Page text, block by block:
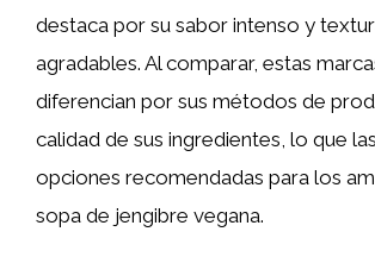
destaca por su sabor intenso y
agradables. Al comparar, estas
diferencian por sus métodos de
calidad de sus ingredientes, lo que
opciones recomendadas para los
sopa de jengibre vegana.